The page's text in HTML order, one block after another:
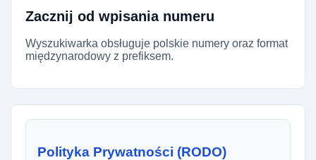
Zacznij od wpisania numeru
Wyszukiwarka obsługuje polskie numery oraz format
międzynarodowy z prefiksem.
Polityka Prywatności (RODO)